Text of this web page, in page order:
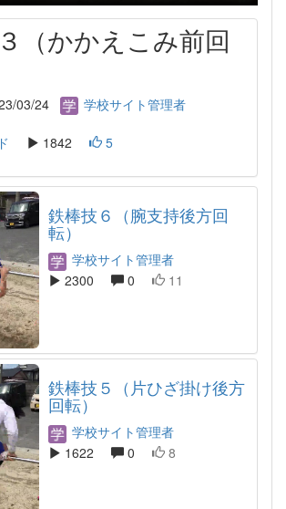
（かかえこみ前回
03/24 学校サイト管理者
1842 5
鉄棒技６（腕支持後方回
転）
学校サイト管理者
2300
0 11
鉄棒技５（片ひざ掛け後方
回転）
学校サイト管理者
1622
0 8